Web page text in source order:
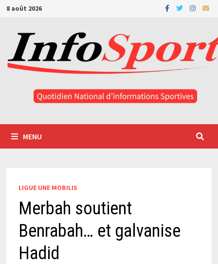
Passer
contenu
8 août 2026
MENU
LIGUE UNE MOBILIS
Merbah soutient
Benrabah… et galvanise
Hadid